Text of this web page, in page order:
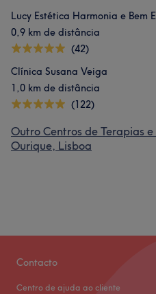
Lucy Estética Harmonia e Bem
0,9 km de distância
(42)
Clínica Susana Veiga
1,0 km de distância
(122)
Outro Centros de Terapias
Ourique, Lisboa
Contacto
Centro de ajuda ao cliente